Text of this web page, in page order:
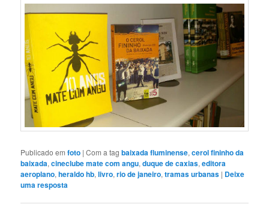
Publicado em foto |Com a tagbaixada fluminense,cerol fininho da
baixada,cineclube mate com angu,duque de caxias,editora
aeroplano,heraldo hb,livro,rio de janeiro,tramas urbanas | Deixe
uma resposta